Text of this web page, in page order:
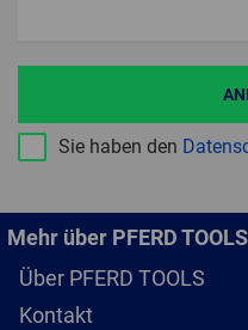
Sie haben den
Mehr über PFERD TOOLS
Über PFERD TOOLS
Kontakt